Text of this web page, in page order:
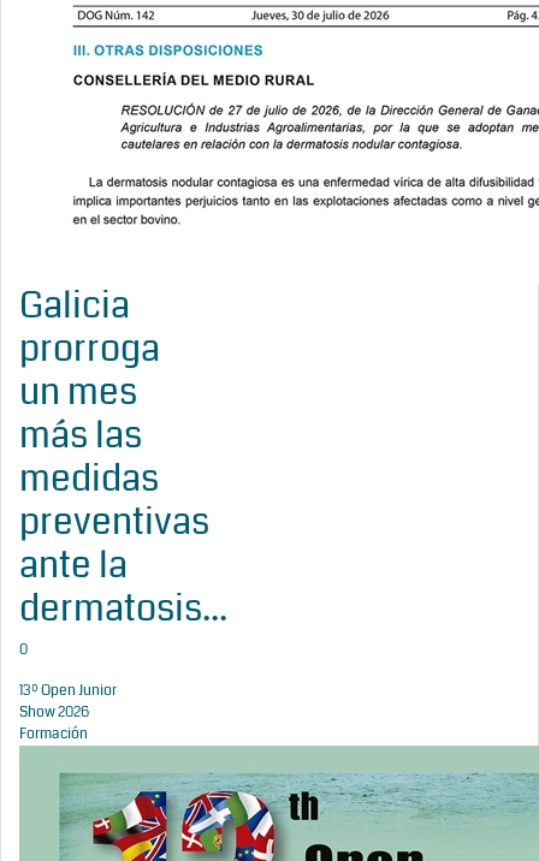
Galicia
prorroga
un mes
más las
medidas
preventivas
ante la
dermatosis...
0
13º Open Junior
Show 2026
Formación